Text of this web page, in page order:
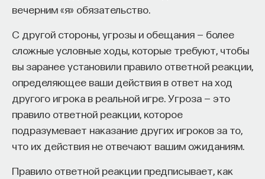
вечерним «я» обязательство.
С другой стороны, угрозы и обещания — более
сложные условные ходы, которые требуют, чтобы
вы заранее установили правило ответной реакции,
определяющее ваши действия в ответ на ход
другого игрока в реальной игре. Угроза — это
правило ответной реакции, которое
подразумевает наказание других игроков за то,
что их действия не отвечают вашим ожиданиям.
Правило ответной реакции предписывает, как